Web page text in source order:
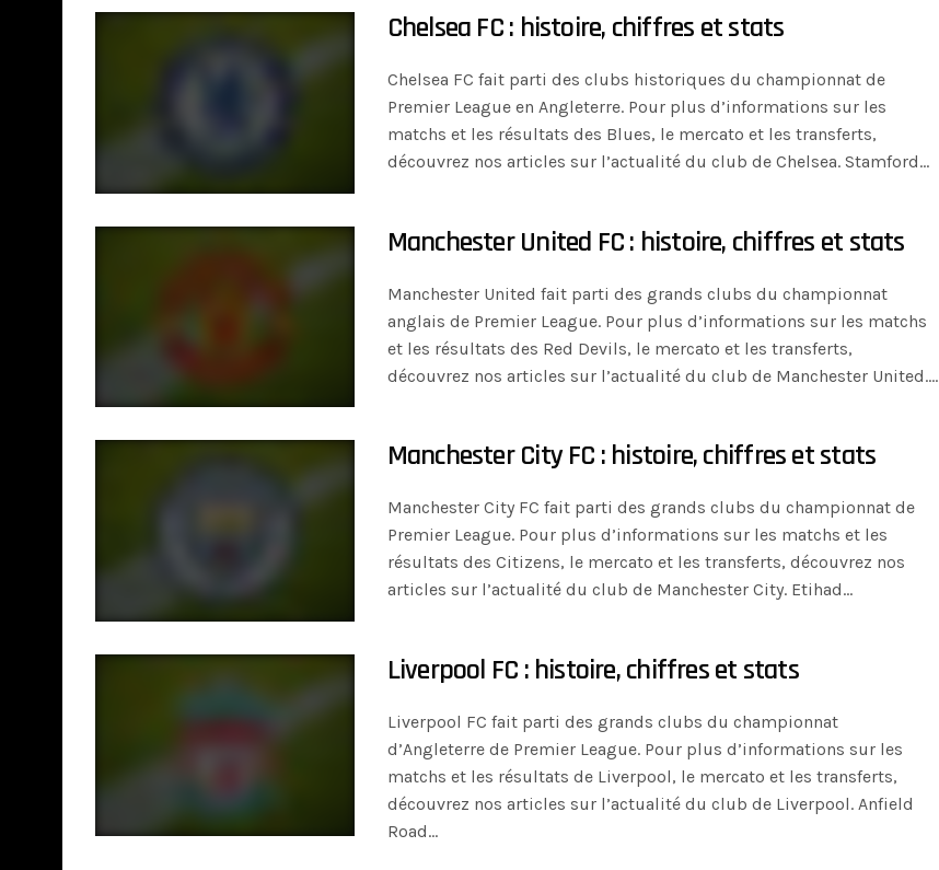
Chelsea FC : histoire, chiffres et stats
Chelsea FC fait parti des clubs historiques du championnat de
Premier League en Angleterre. Pour plus d’informations sur les
matchs et les résultats des Blues, le mercato et les transferts,
découvrez nos articles sur l’actualité du club de Chelsea. Stamford…
Manchester United FC : histoire, chiffres et stats
Manchester United fait parti des grands clubs du championnat
anglais de Premier League. Pour plus d’informations sur les matchs
et les résultats des Red Devils, le mercato et les transferts,
découvrez nos articles sur l’actualité du club de Manchester United.…
Manchester City FC : histoire, chiffres et stats
Manchester City FC fait parti des grands clubs du championnat de
Premier League. Pour plus d’informations sur les matchs et les
résultats des Citizens, le mercato et les transferts, découvrez nos
articles sur l’actualité du club de Manchester City. Etihad…
Liverpool FC : histoire, chiffres et stats
Liverpool FC fait parti des grands clubs du championnat
d’Angleterre de Premier League. Pour plus d’informations sur les
matchs et les résultats de Liverpool, le mercato et les transferts,
découvrez nos articles sur l’actualité du club de Liverpool. Anfield
Road…